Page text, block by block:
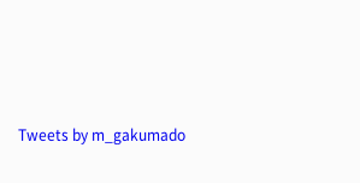
Tweets by m_gakumado